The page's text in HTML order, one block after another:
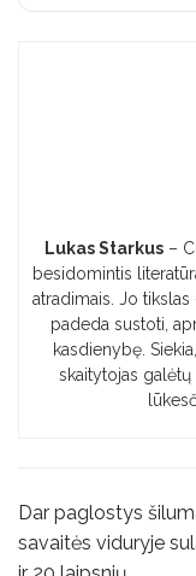
Lukas Starkus–
besidomintis
atradimais. Jo
padeda sustoti,
kasdienybę.
skaitytojas
Dar paglostys
savaitės viduryje